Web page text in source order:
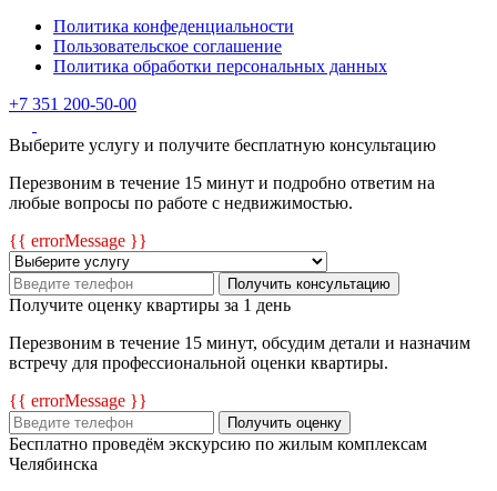
Политика конфеденциальности
Пользовательское соглашение
Политика обработки персональных данных
+7 351 200-50-00
Выберите услугу и получите бесплатную консультацию
Перезвоним в течение 15 минут и подробно ответим на
любые вопросы по работе с недвижимостью.
{{ errorMessage }}
Получить консультацию
Получите оценку квартиры за 1 день
Перезвоним в течение 15 минут, обсудим детали и назначим
встречу для профессиональной оценки квартиры.
{{ errorMessage }}
Получить оценку
Бесплатно проведём экскурсию по жилым комплексам
Челябинска